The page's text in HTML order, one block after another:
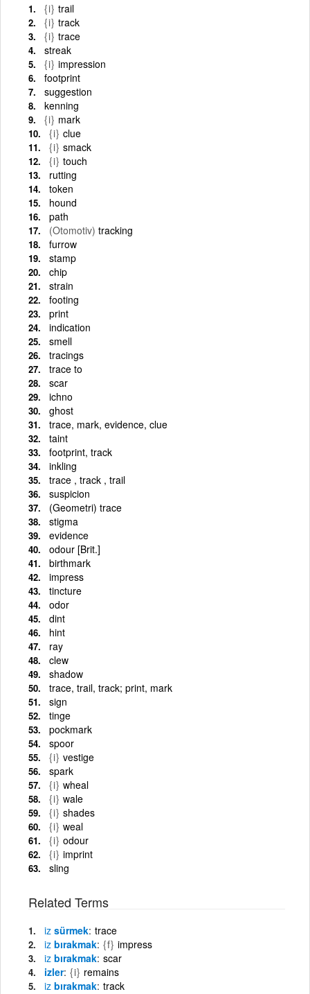
{i} trail
{i} track
{i} trace
streak
{i} impression
footprint
suggestion
kenning
{i} mark
{i} clue
{i} smack
{i} touch
rutting
token
hound
path
(Otomotiv) tracking
furrow
stamp
chip
strain
footing
print
indication
smell
tracings
trace to
scar
ichno
ghost
trace, mark, evidence, clue
taint
footprint, track
inkling
trace , track , trail
suspicion
(Geometri) trace
stigma
evidence
odour [Brit.]
birthmark
impress
tincture
odor
dint
hint
ray
clew
shadow
trace, trail, track; print, mark
sign
tinge
pockmark
spoor
{i} vestige
spark
{i} wheal
{i} wale
{i} shades
{i} weal
{i} odour
{i} imprint
sling
Related Terms
iz sürmek trace
iz bırakmak {f} impress
iz bırakmak scar
izler {i} remains
iz bırakmak track